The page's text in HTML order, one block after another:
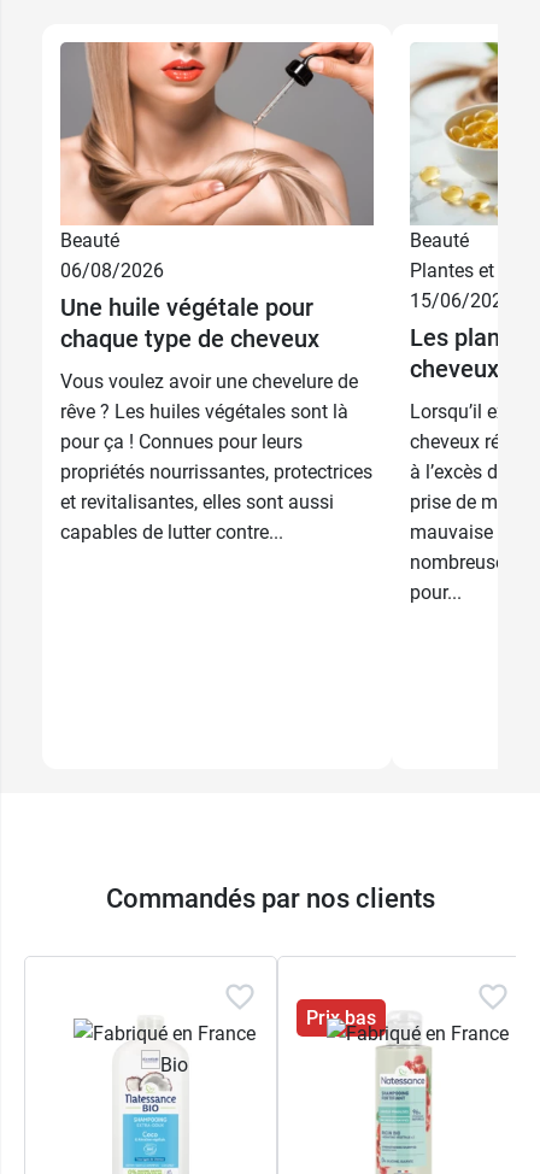
Beauté
06/08/2026
Une huile végétale pour
chaque type de cheveux
Vous voulez avoir une chevelure de
rêve ? Les huiles végétales sont là
pour ça ! Connues pour leurs
propriétés nourrissantes, protectrices
et revitalisantes, elles sont aussi
capables de lutter contre...
Beauté
Plantes et
15/06/2026
Les
cheveux
Lorsqu’il
cheveux
à l’excès de
prise de
mauvaise
nombreuses
pour...
Commandés par nos clients
Prix bas